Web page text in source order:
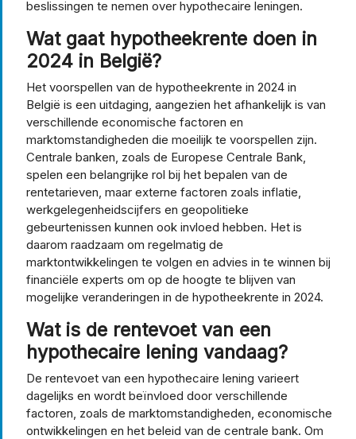
beslissingen te nemen over hypothecaire leningen.
Wat gaat hypotheekrente doen in
2024 in België?
Het voorspellen van de hypotheekrente in 2024 in
België is een uitdaging, aangezien het afhankelijk is van
verschillende economische factoren en
marktomstandigheden die moeilijk te voorspellen zijn.
Centrale banken, zoals de Europese Centrale Bank,
spelen een belangrijke rol bij het bepalen van de
rentetarieven, maar externe factoren zoals inflatie,
werkgelegenheidscijfers en geopolitieke
gebeurtenissen kunnen ook invloed hebben. Het is
daarom raadzaam om regelmatig de
marktontwikkelingen te volgen en advies in te winnen bij
financiële experts om op de hoogte te blijven van
mogelijke veranderingen in de hypotheekrente in 2024.
Wat is de rentevoet van een
hypothecaire lening vandaag?
De rentevoet van een hypothecaire lening varieert
dagelijks en wordt beïnvloed door verschillende
factoren, zoals de marktomstandigheden, economische
ontwikkelingen en het beleid van de centrale bank. Om